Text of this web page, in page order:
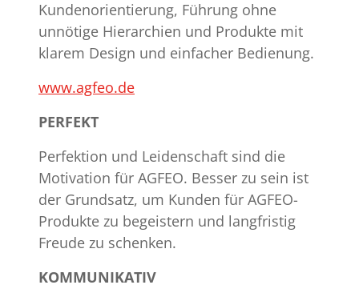
Kundenorientierung, Führung ohne
unnötige Hierarchien und Produkte mit
klarem Design und einfacher Bedienung.
www.agfeo.de
PERFEKT
Perfektion und Leidenschaft sind die
Motivation für AGFEO. Besser zu sein ist
der Grundsatz, um Kunden für AGFEO-
Produkte zu begeistern und langfristig
Freude zu schenken.
KOMMUNIKATIV